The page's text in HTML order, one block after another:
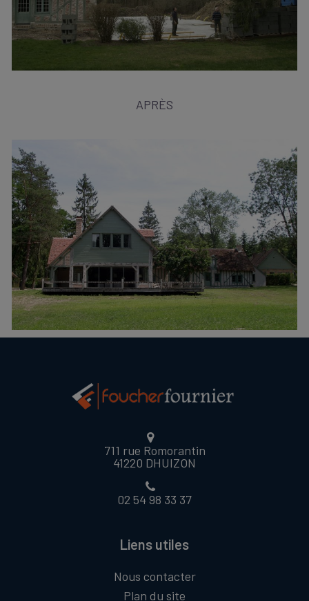
APRÈS
711 rue Romorantin
41220 DHUIZON
02 54 98 33 37
Liens utiles
Nous contacter
Plan du site